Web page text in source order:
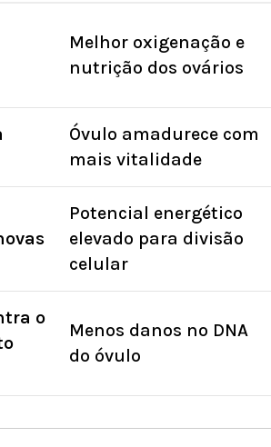
Melhor oxigenação e
nutrição dos ovários
Óvulo amadurece com
mais vitalidade
Potencial energético
elevado para divisão
celular
o
Menos danos no DNA
do óvulo